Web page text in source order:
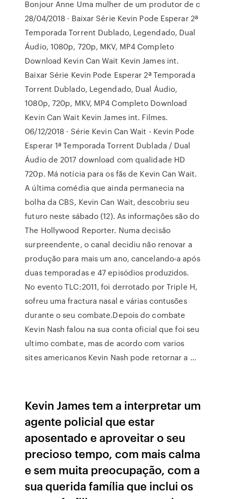
Bonjour Anne Uma mulher de um produtor de c
28/04/2018 · Baixar Série Kevin Pode Esperar 2ª
Temporada Torrent Dublado, Legendado, Dual
Áudio, 1080p, 720p, MKV, MP4 Completo
Download Kevin Can Wait Kevin James int.
Baixar Série Kevin Pode Esperar 2ª Temporada
Torrent Dublado, Legendado, Dual Áudio,
1080p, 720p, MKV, MP4 Completo Download
Kevin Can Wait Kevin James int. Filmes.
06/12/2018 · Série Kevin Can Wait - Kevin Pode
Esperar 1ª Temporada Torrent Dublada / Dual
Áudio de 2017 download com qualidade HD
720p. Má notícia para os fãs de Kevin Can Wait.
A última comédia que ainda permanecia na
bolha da CBS, Kevin Can Wait, descobriu seu
futuro neste sábado (12). As informações são do
The Hollywood Reporter. Numa decisão
surpreendente, o canal decidiu não renovar a
produção para mais um ano, cancelando-a após
duas temporadas e 47 episódios produzidos.
No evento TLC:2011, foi derrotado por Triple H,
sofreu uma fractura nasal e várias contusões
durante o seu combate.Depois do combate
Kevin Nash falou na sua conta oficial que foi seu
ultimo combate, mas de acordo com varios
sites americanos Kevin Nash pode retornar a …
Kevin James tem a interpretar um
agente policial que estar
aposentado e aproveitar o seu
precioso tempo, com mais calma
e sem muita preocupação, com a
sua querida família que inclui os